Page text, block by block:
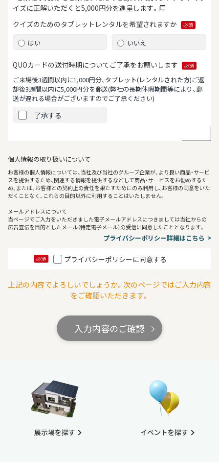
イズに正解いただくと5,000円分を進呈します。
クイズのためのタブレット レンタルを希望されますか 必須
はい いいえ
QUOカードの送付時期について ご了承をお願いします 必須
ご来場後3週間以内に1,000円分、タブレット(レンタルされた方)ご返
却後3週間以内に5,000円分を郵送(弊社の長期休暇期間等により、郵
送が遅れる場合がございますのでご了承ください)
了承する
個人情報の取り扱いについて
お客様の個人情報については、当社及び当社のグループ企業が、より良い商品・サービ
スを提供するため、関連する情報を提供するなどして商品・サービスをお勧めするた
め、または、お客様との契約上の責任を果たすためにのみ利用し、お客様の同意をいた
だくことなく、これらの目的以外に利用することはいたしません。
メールアドレスについて
当ページでご入力をいただきました電子メールアドレスにつきましては当社からの
広告宣伝を目的としたメール（特定電子メール）の受信に同意したこととなります。
プライバシーポリシー詳細はこちら
必須 プライバシーポリシーに同意する
上記の内容でよろしいでしょうか。次のページではご入力内容
をご確認いただきます。
入力内容のご確認
展示場を探す イベントを探す